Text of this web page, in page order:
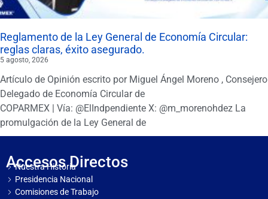
Reglamento de la Ley General de Economía Circular:
reglas claras, éxito asegurado.
5 agosto, 2026
Artículo de Opinión escrito por Miguel Ángel Moreno , Consejero
Delegado de Economía Circular de
COPARMEX | Vía: @ElIndpendiente X: @m_morenohdez La
promulgación de la Ley General de
Accesos Directos
Nuestra Historia
Presidencia Nacional
Comisiones de Trabajo